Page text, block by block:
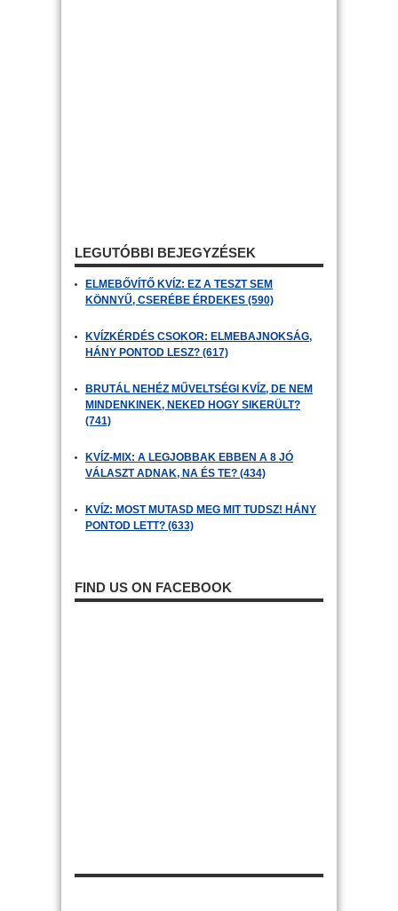
LEGUTÓBBI BEJEGYZÉSEK
ELMEBŐVÍTŐ KVÍZ: EZ A TESZT SEM
KÖNNYŰ, CSERÉBE ÉRDEKES (590)
KVÍZKÉRDÉS CSOKOR: ELMEBAJNOKSÁG,
HÁNY PONTOD LESZ? (617)
BRUTÁL NEHÉZ MŰVELTSÉGI KVÍZ, DE NEM
MINDENKINEK, NEKED HOGY SIKERÜLT?
(741)
KVÍZ-MIX: A LEGJOBBAK EBBEN A 8 JÓ
VÁLASZT ADNAK, NA ÉS TE? (434)
KVÍZ: MOST MUTASD MEG MIT TUDSZ! HÁNY
PONTOD LETT? (633)
FIND US ON FACEBOOK